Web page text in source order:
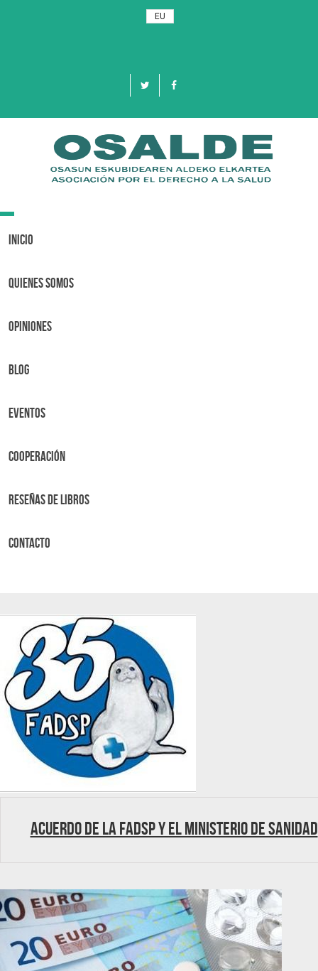
EU
Toggle
Inicio
Quienes Somos
OPINIONES
BLOG
Eventos
Cooperación
Reseñas de libros
Contacto
Acuerdo de la FADSP y el Ministerio de Sanidad